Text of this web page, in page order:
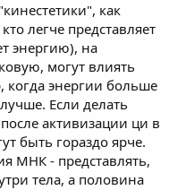
как
легче представляет
энергию), на
могут влиять
энергии больше
Если делать
активизации ци в
быть гораздо ярче.
МНК - представлять,
тела, а половина